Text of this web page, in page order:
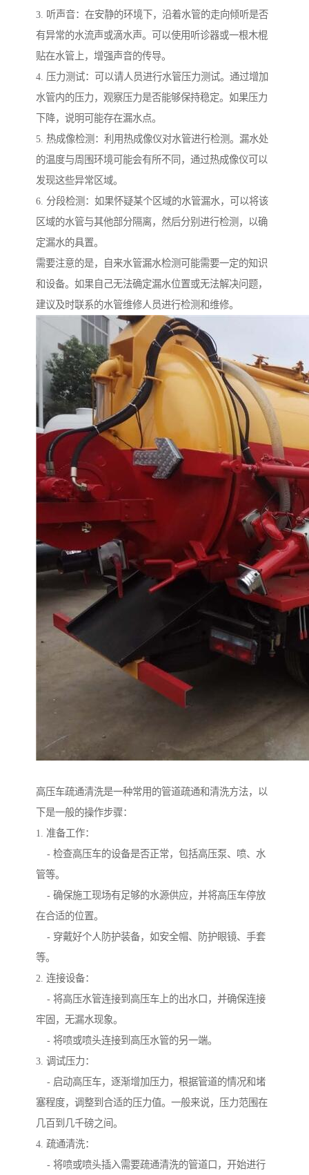
3. 听声音：在安静的环境下，沿着水管的走向倾听是否
有异常的水流声或滴水声。可以使用听诊器或一根木棍
贴在水管上，增强声音的传导。
4. 压力测试：可以请人员进行水管压力测试。通过增加
水管内的压力，观察压力是否能够保持稳定。如果压力
下降，说明可能存在漏水点。
5. 热成像检测：利用热成像仪对水管进行检测。漏水处
的温度与周围环境可能会有所不同，通过热成像仪可以
发现这些异常区域。
6. 分段检测：如果怀疑某个区域的水管漏水，可以将该
区域的水管与其他部分隔离，然后分别进行检测，以确
定漏水的具置。
需要注意的是，自来水管漏水检测可能需要一定的知识
和设备。如果自己无法确定漏水位置或无法解决问题，
建议及时联系的水管维修人员进行检测和维修。
高压车疏通清洗是一种常用的管道疏通和清洗方法，以
下是一般的操作步骤：
1. 准备工作：
- 检查高压车的设备是否正常，包括高压泵、喷、水
管等。
- 确保施工现场有足够的水源供应，并将高压车停放
在合适的位置。
- 穿戴好个人防护装备，如安全帽、防护眼镜、手套
等。
2. 连接设备：
- 将高压水管连接到高压车上的出水口，并确保连接
牢固，无漏水现象。
- 将喷或喷头连接到高压水管的另一端。
3. 调试压力：
- 启动高压车，逐渐增加压力，根据管道的情况和堵
塞程度，调整到合适的压力值。一般来说，压力范围在
几百到几千磅之间。
4. 疏通清洗：
- 将喷或喷头插入需要疏通清洗的管道口，开始进行